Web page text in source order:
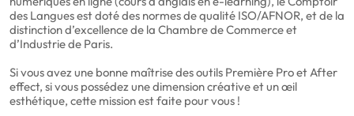
des Langues est doté des normes de qualité ISO/AFNOR, et de la
distinction d’excellence de la Chambre de Commerce et
d’Industrie de Paris.
Si vous avez une bonne maîtrise des outils Première Pro et After
effect, si vous possédez une dimension créative et un œil
esthétique, cette mission est faite pour vous !